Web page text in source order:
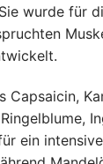
wurde für
Capsaicin,
ein